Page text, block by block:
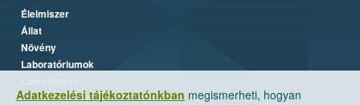
Adatkezelési tájékoztatónkban megismerheti, hogyan
Élelmiszer
Állat
Növény
Laboratóriumok